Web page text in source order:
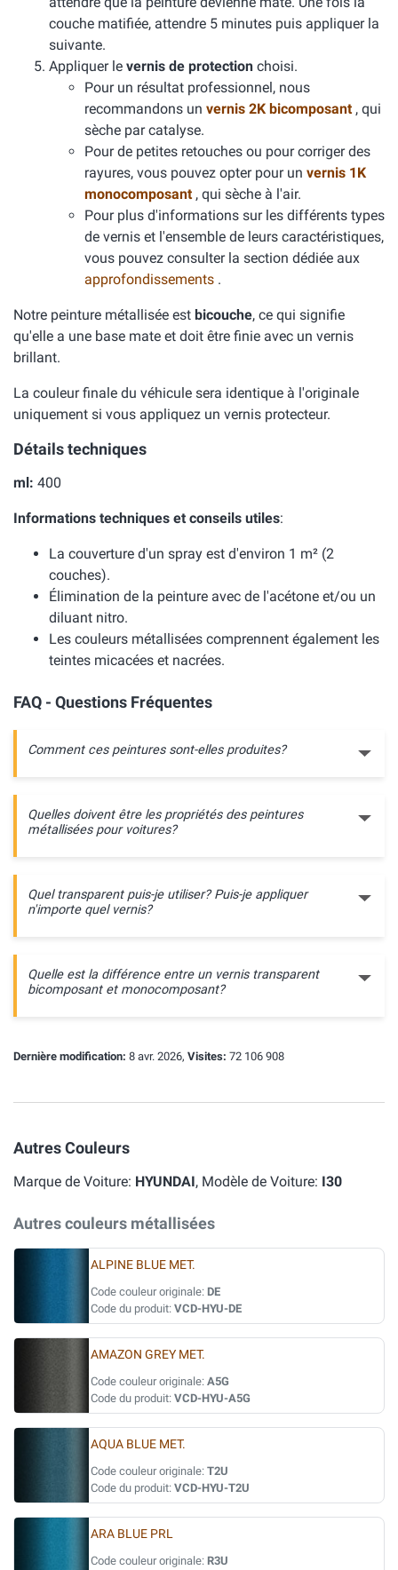
couche matifiée, attendre 5 minutes puis appliquer la
suivante.
Appliquer le vernis de protection choisi.
Pour un résultat professionnel, nous
recommandons un vernis 2K bicomposant , qui
sèche par catalyse.
Pour de petites retouches ou pour corriger des
rayures, vous pouvez opter pour un vernis 1K
monocomposant , qui sèche à l'air.
Pour plus d'informations sur les différents types
de vernis et l'ensemble de leurs caractéristiques,
vous pouvez consulter la section dédiée aux
approfondissements .
Notre peinture métallisée est bicouche, ce qui signifie
qu'elle a une base mate et doit être finie avec un vernis
brillant.
La couleur finale du véhicule sera identique à l'originale
uniquement si vous appliquez un vernis protecteur.
Détails techniques
ml: 400
Informations techniques et conseils utiles:
La couverture d'un spray est d'environ 1 m² (2
couches).
Élimination de la peinture avec de l'acétone et/ou un
diluant nitro.
Les couleurs métallisées comprennent également les
teintes micacées et nacrées.
FAQ - Questions Fréquentes
Comment ces peintures sont-elles produites?
Quelles doivent être les propriétés des peintures
métallisées pour voitures?
Quel transparent puis-je utiliser? Puis-je appliquer
n'importe quel vernis?
Quelle est la différence entre un vernis transparent
bicomposant et monocomposant?
Dernière modification: 8 avr. 2026, Visites: 72 106 908
Autres Couleurs
Marque de Voiture: HYUNDAI, Modèle de Voiture: I30
Autres couleurs métallisées
ALPINE BLUE MET.
Code couleur originale: DE
Code du produit: VCD-HYU-DE
AMAZON GREY MET.
Code couleur originale: A5G
Code du produit: VCD-HYU-A5G
AQUA BLUE MET.
Code couleur originale: T2U
Code du produit: VCD-HYU-T2U
ARA BLUE PRL
Code couleur originale: R3U